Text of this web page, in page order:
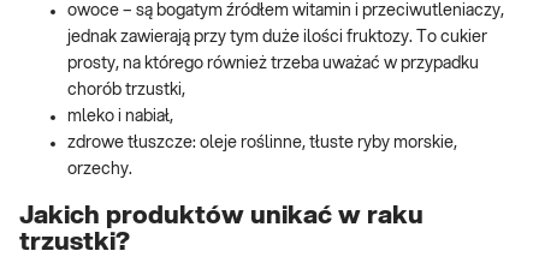
owoce – są bogatym źródłem witamin i przeciwutleniaczy,
jednak zawierają przy tym duże ilości fruktozy. To cukier
prosty, na którego również trzeba uważać w przypadku
chorób trzustki,
mleko i nabiał,
zdrowe tłuszcze: oleje roślinne, tłuste ryby morskie,
orzechy.
Jakich produktów unikać w raku
trzustki?